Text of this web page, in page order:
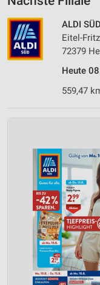
ALDI
Eitel-
72379
Heute
559,47